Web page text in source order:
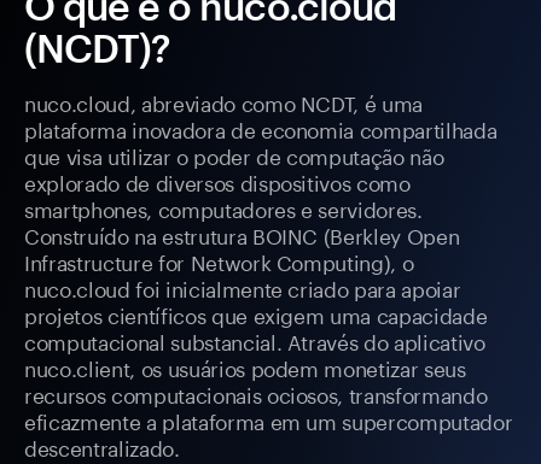
(NCDT)?
nuco.cloud, abreviado como NCDT, é uma
plataforma inovadora de economia compartilhada
que visa utilizar o poder de computação não
explorado de diversos dispositivos como
smartphones, computadores e servidores.
Construído na estrutura BOINC (Berkley Open
Infrastructure for Network Computing), o
nuco.cloud foi inicialmente criado para apoiar
projetos científicos que exigem uma capacidade
computacional substancial. Através do aplicativo
nuco.client, os usuários podem monetizar seus
recursos computacionais ociosos, transformando
eficazmente a plataforma em um supercomputador
descentralizado.